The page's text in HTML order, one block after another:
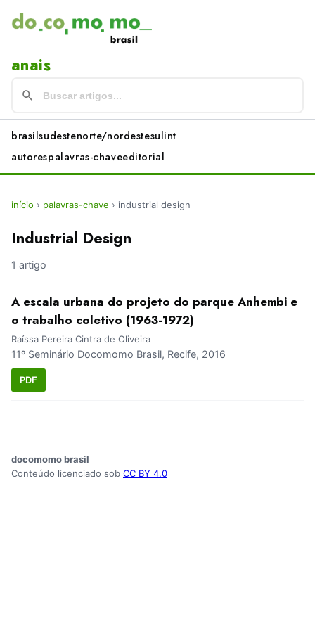
anais
brasilsudestenorte/nordestesulint
autorespalavras-chaveeditorial
início › palavras-chave › industrial design
Industrial Design
1 artigo
A escala urbana do projeto do parque Anhembi e
o trabalho coletivo (1963-1972)
Raíssa Pereira Cintra de Oliveira
11º Seminário Docomomo Brasil, Recife, 2016
PDF
docomomo brasil
Conteúdo licenciado sob CC BY 4.0